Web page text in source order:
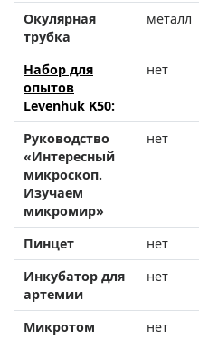
Окулярная
трубка
металл
Набор для
опытов
Levenhuk K50:
нет
Руководство
«Интересный
микроскоп.
Изучаем
микромир»
нет
Пинцет нет
Инкубатор для
артемии
нет
Микротом нет